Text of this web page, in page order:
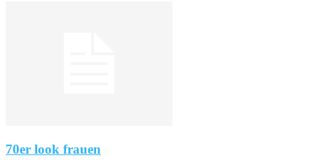
70er look frauen